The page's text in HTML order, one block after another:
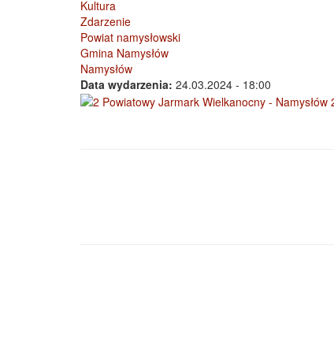
Kultura
Zdarzenie
Powiat namysłowski
Gmina Namysłów
Namysłów
Data wydarzenia: 24.03.2024 - 18:00